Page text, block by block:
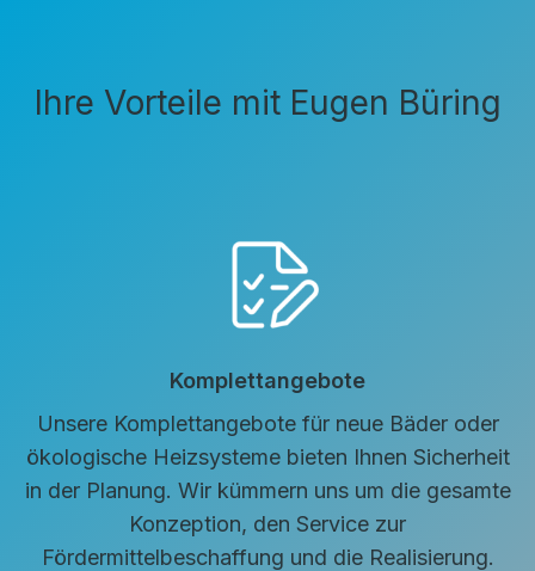
Ihre Vorteile mit Eugen Büring
Komplettangebote
Unsere Komplettangebote für neue Bäder oder
ökologische Heizsysteme bieten Ihnen Sicherheit
in der Planung. Wir kümmern uns um die gesamte
Konzeption, den Service zur
Fördermittelbeschaffung und die Realisierung.